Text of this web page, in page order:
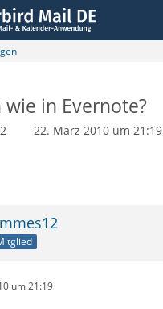
wie in Evernote?
22. März 2010 um 21:19
um 21:19